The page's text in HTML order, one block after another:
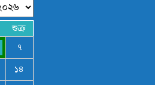
শুক্র
৭
১৪